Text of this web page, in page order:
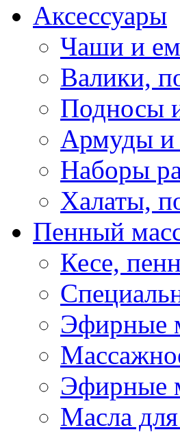
Аксессуары
Чаши и
Валики,
Подносы
Армуды и
Наборы
Халаты,
Пенный
Кесе,
Эфирные
Эфирные
Масла